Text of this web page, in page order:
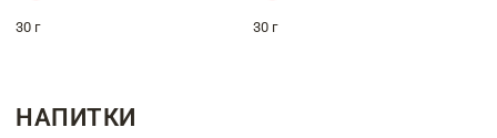
30 г 30 г
НАПИТКИ